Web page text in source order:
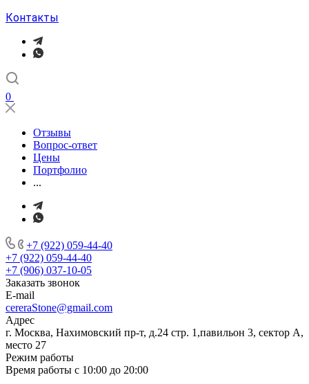
Контакты
0
Отзывы
Вопрос-ответ
Цены
Портфолио
...
+7 (922) 059-44-40
+7 (922) 059-44-40
+7 (906) 037-10-05
Заказать звонок
E-mail
cereraStone@gmail.com
Адрес
г. Москва, Нахимовский пр-т, д.24 стр. 1,павильон 3, сектор А,
место 27
Режим работы
Время работы с 10:00 до 20:00